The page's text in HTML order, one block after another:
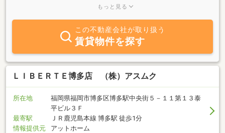
フも在籍。グローバルな不動産会社です！賃貸は仲介手数料不要の
もっと見る
この不動産会社が取り扱う
賃貸物件を探す
ＬＩＢＥＲＴＥ博多店 （株）アスムク
所在地
福岡県福岡市博多区博多駅中央街５－１１第１３泰
平ビル３Ｆ
最寄駅
ＪＲ鹿児島本線 博多駅 徒歩1分
情報提供元
アットホーム